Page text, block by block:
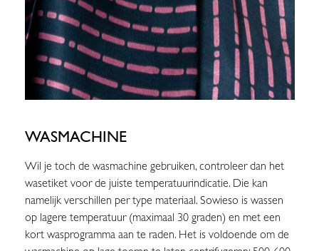
WASMACHINE
Wil je toch de wasmachine gebruiken, controleer dan het
wasetiket voor de juiste temperatuurindicatie. Die kan
namelijk verschillen per type materiaal. Sowieso is wassen
op lagere temperatuur (maximaal 30 graden) en met een
kort wasprogramma aan te raden. Het is voldoende om de